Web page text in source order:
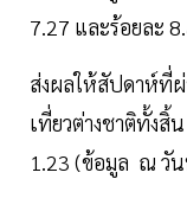
7.27 และร้อยละ
ส่งผลให้สัปดาห์ที่
เที่ยวต่างชาติทั้งสิ้
1.23 (ข้อมูล ณ วั